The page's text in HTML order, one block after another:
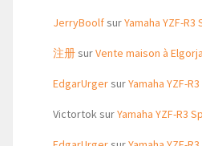
JerryBoolfsurYamaha YZF-
注册surVente maison à
EdgarUrgersurYamaha YZF-
VictortoksurYamaha YZF-R3